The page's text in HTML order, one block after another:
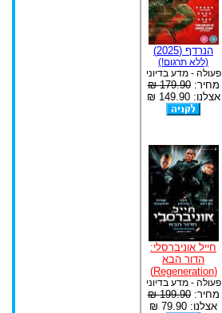
הנרדף (2025)
(ללא תרגום!)
פעולה - מדע בדיוני
מחיר:179.90 ₪
אצלנו: 149.90 ₪
חייל אוניברסלי:
הדור הבא
(Regeneration)
פעולה - מדע בדיוני
מחיר:199.90 ₪
אצלנו: 79.90 ₪